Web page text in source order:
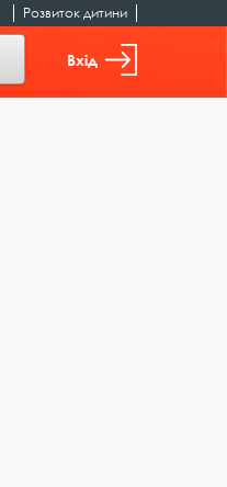
Розвиток дитини
Вхід